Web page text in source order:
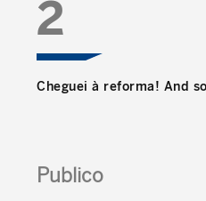
2
Cheguei à reforma! And
Publico